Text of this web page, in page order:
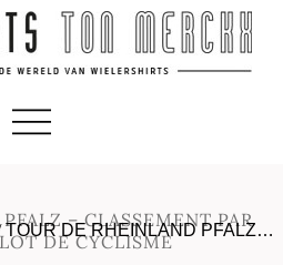
– CLASSEMENT PAR
DE CYCLISME
TOUR DE RHEINLAND PFALZ…